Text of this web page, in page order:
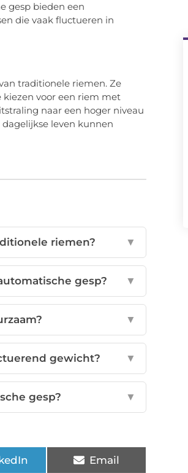
gesp bieden een
die vaak fluctueren in
traditionele riemen. Ze
voor een riem met
naar een hoger niveau
leven kunnen
riemen? ▼
gesp? ▼
▼
gewicht? ▼
gesp? ▼
Email